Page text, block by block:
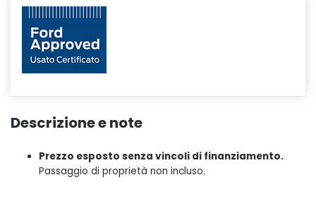
Descrizione e note
Prezzo esposto senza vincoli di finanziamento.
Passaggio di proprietà non incluso.